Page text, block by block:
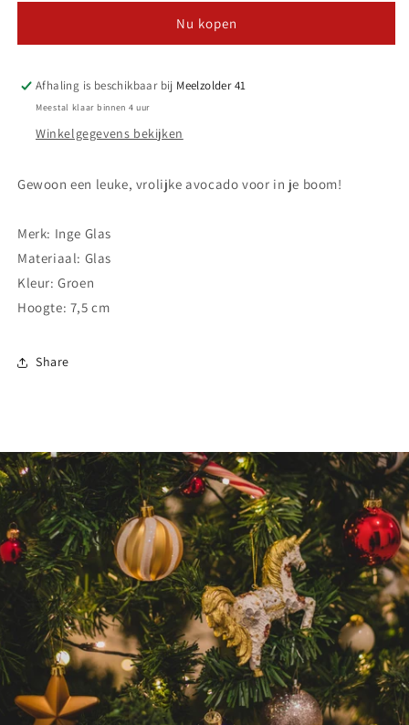
avocado
Groene
avocado
Nu kopen
Afhaling is beschikbaar bij Meelzolder 41
Meestal klaar binnen 4 uur
Winkelgegevens bekijken
Gewoon een leuke, vrolijke avocado voor in je boom!
Merk: Inge Glas
Materiaal: Glas
Kleur: Groen
Hoogte: 7,5cm
Share